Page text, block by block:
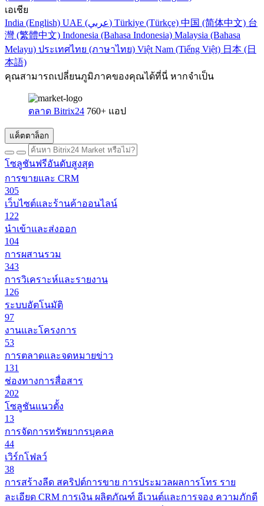
เอเชีย
India (English)
UAE (عربي) Türkiye (Türkçe) 中国 (简体中文) 台
灣 (繁體中文) Indonesia (Bahasa Indonesia) Malaysia (Bahasa
Melayu) ประเทศไทย (ภาษาไทย) Việt Nam (Tiếng Việt) 日本 (日
本語)
คุณสามารถเปลี่ยนภูมิภาคของคุณได้ที่นี่ หากจำเป็น
ตลาด Bitrix24 760+ แอป
แค็ตตาล็อก
โซลูชันฟรีอันดับสูงสุด
การขายและ CRM
305
เว็บไซต์และร้านค้าออนไลน์
122
นำเข้าและส่งออก
104
การผสานรวม
343
การวิเคราะห์และรายงาน
126
ระบบอัตโนมัติ
97
งานและโครงการ
53
การตลาดและจดหมายข่าว
131
ช่องทางการสื่อสาร
202
โซลูชันแนวตั้ง
13
การจัดการทรัพยากรบุคคล
44
เวิร์กโฟลว์
38
การสร้างลีด สคริปต์การขาย การประมวลผลการโทร ราย
ละเอียด CRM การเงิน ผลิตภัณฑ์ อีเวนต์และการจอง ความภักดี